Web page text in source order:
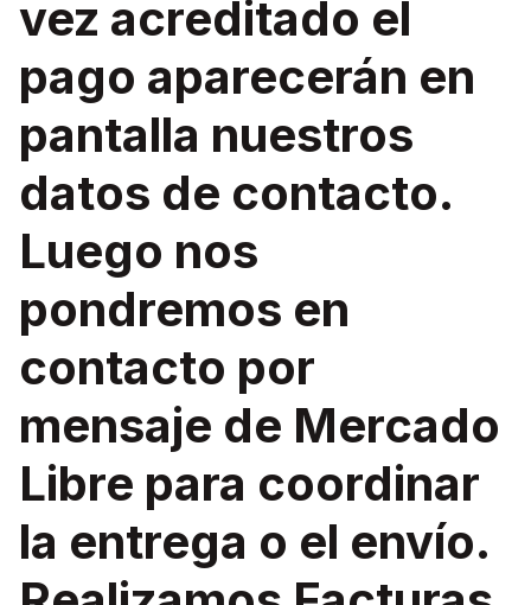
vez acreditado el
pago aparecerán en
pantalla nuestros
datos de contacto.
Luego nos
pondremos en
contacto por
mensaje de Mercado
Libre para coordinar
la entrega o el envío.